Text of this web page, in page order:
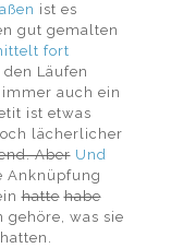
ist es
gut gemalten
fort
Läufen
auch ein
ist etwas
lächerlicher
Aber Und
Anknüpfung
hatte habe
gehöre, was sie